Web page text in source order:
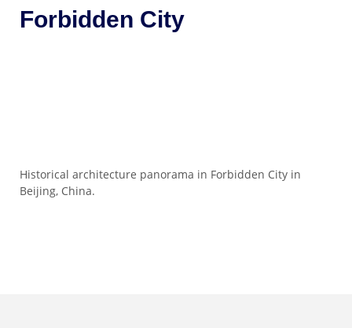
Forbidden City
Historical architecture panorama in Forbidden City in
Beijing, China.